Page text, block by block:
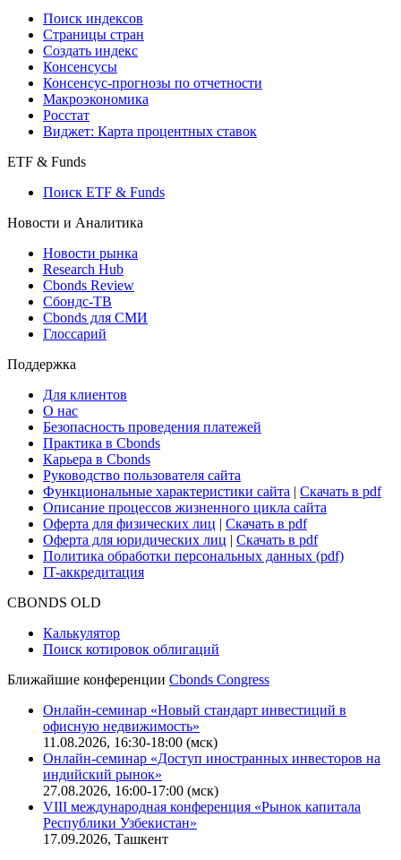
Поиск индексов
Страницы стран
Создать индекс
Консенсусы
Консенсус-прогнозы по отчетности
Макроэкономика
Росстат
Виджет: Карта процентных ставок
ETF & Funds
Поиск ETF & Funds
Новости и Аналитика
Новости рынка
Research Hub
Cbonds Review
Сбондс-ТВ
Cbonds для СМИ
Глоссарий
Поддержка
Для клиентов
О нас
Безопасность проведения платежей
Практика в Cbonds
Карьера в Cbonds
Руководство пользователя сайта
Функциональные характеристики сайта | Скачать в pdf
Описание процессов жизненного цикла сайта
Оферта для физических лиц | Скачать в pdf
Оферта для юридических лиц | Скачать в pdf
Политика обработки персональных данных (pdf)
IT-аккредитация
CBONDS OLD
Калькулятор
Поиск котировок облигаций
Ближайшие конференции Cbonds Congress
Онлайн-семинар «Новый стандарт инвестиций в
офисную недвижимость»
11.08.2026, 16:30-18:00 (мск)
Онлайн-семинар «Доступ иностранных инвесторов на
индийский рынок»
27.08.2026, 16:00-17:00 (мск)
VIII международная конференция «Рынок капитала
Республики Узбекистан»
17.09.2026, Ташкент